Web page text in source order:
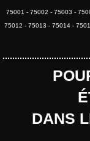
75001 75002 75003
75012
75013 75014
DANS